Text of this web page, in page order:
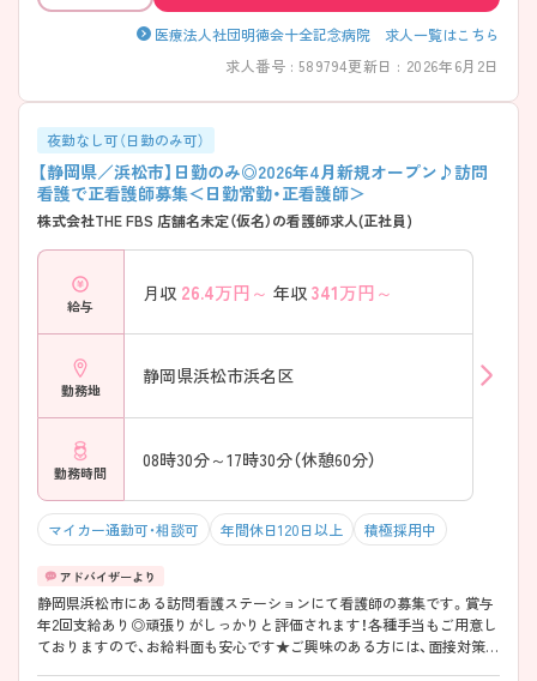
医療法人社団明徳会十全記念病院 求人一覧はこちら
求人番号 : 589794更新日 : 2026年6月2日
夜勤なし可（日勤のみ可）
【静岡県／浜松市】日勤のみ◎2026年4月新規オープン♪訪問
看護で正看護師募集＜日勤常勤・正看護師＞
株式会社THE FBS 店舗名未定（仮名）の看護師求人(正社員)
給与
月収 26.4万円～ 年収 341万円～
勤務地
静岡県浜松市浜名区
勤務時間
08時30分～17時30分（休憩60分）
マイカー通勤可・相談可 年間休日120日以上 積極採用中
静岡県浜松市にある訪問看護ステーションにて看護師の募集です。賞与
年2回支給あり◎頑張りがしっかりと評価されます！各種手当もご用意し
ておりますので、お給料面も安心です★ご興味のある方には、面接対策ポ